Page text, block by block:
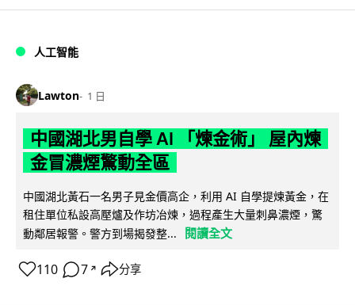
人工智能
Lawton 1 日
中國湖北男自學 AI 「煉金術」 屋內煉
金冒濃煙驚動全區
中國湖北黃石一名男子見金價高企，利用 AI 自學提煉黃金，在
租住單位私設高壓爐及作坊冶煉，過程產生大量刺鼻濃煙，驚
動鄰居報警。警方到場揭發整...
閱讀全文
110 7 ↗ 分享